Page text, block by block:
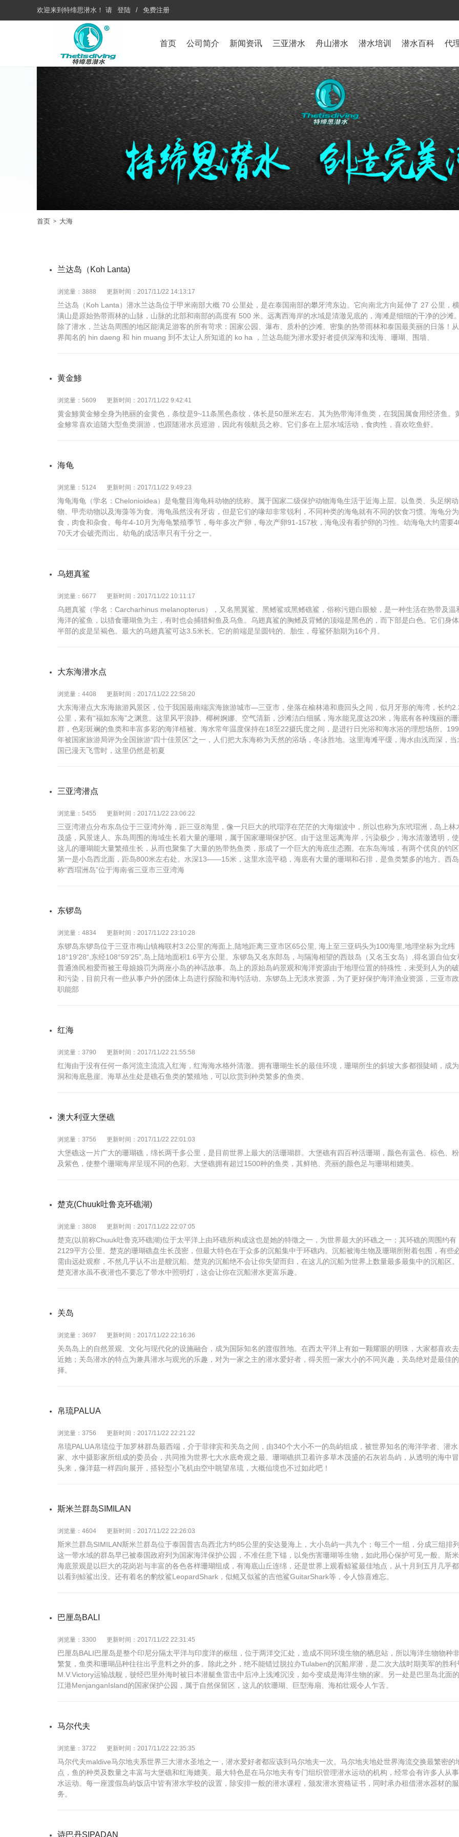
欢迎来到 特缔思潜水 ！ 请 登陆 / 免费注册
首页 公司简介 新闻资讯 三亚潜水 舟山潜水 潜水培训 潜水百科 代
首页 > 大海
兰达岛（Koh Lanta)
浏览量：3888 更新时间：2017/11/22 14:13:17
兰达岛（Koh Lanta）潜水兰达岛位于甲米南部大概 70 公里处，是在泰国南部的攀牙湾东边。它向南北方向延伸了 27 公里，
满山是原始热带雨林的山脉，山脉的北部和南部的高度有 500 米。远离西海岸的水域是清澈见底的，海滩是细细的干净的沙滩。
除了潜水，兰达岛周围的地区能满足游客的所有苛求：国家公园、瀑布、质朴的沙滩、密集的热带雨林和泰国最美丽的日落！
界闻名的 hin daeng 和 hin muang 到不太让人所知道的 ko ha ，兰达岛能为潜水爱好者提供深海和浅海、珊瑚、围墙、
黄金鯵
浏览量：5609 更新时间：2017/11/22 9:42:41
黄金鯵黄金鲹全身为艳丽的金黄色，条纹是9~11条黑色条纹，体长是50厘米左右。其为热带海洋鱼类，在我国属食用经济鱼。
金鲹常喜欢追随大型鱼类洄游，也跟随潜水员巡游，因此有领航员之称。它们多在上层水域活动，食肉性，喜欢吃鱼虾。
海龟
浏览量：5124 更新时间：2017/11/22 9:49:23
海龟海龟（学名：Chelonioidea）是龟鳖目海龟科动物的统称。属于国家二级保护动物海龟生活于近海上层。以鱼类、头足纲动
物、甲壳动物以及海藻等为食。海龟虽然没有牙齿，但是它们的喙却非常锐利，不同种类的海龟就有不同的饮食习惯。海龟分
食，肉食和杂食。每年4-10月为海龟繁殖季节，每年多次产卵，每次产卵91-157枚，海龟没有看护卵的习性。幼海龟大约需要
70天才会破壳而出。幼龟的成活率只有千分之一。
乌翅真鲨
浏览量：6677 更新时间：2017/11/22 10:11:17
乌翅真鲨（学名：Carcharhinus melanopterus），又名黑翼鲨、黑鳍鲨或黑鳍礁鲨，俗称污翅白眼鲛，是一种生活在热带及温
海洋的鲨鱼，以猎食珊瑚鱼为主，有时也会捕猎鲟鱼及乌鱼。乌翅真鲨的胸鳍及背鳍的顶端是黑色的，而下部是白色。它们身
半部的皮是呈褐色。最大的乌翅真鲨可达3.5米长。它的前端是呈圆钝的。胎生，母鲨怀胎期为16个月。
大东海潜水点
浏览量：4408 更新时间：2017/11/22 22:58:20
大东海潜点大东海旅游风景区，位于我国最南端滨海旅游城市—三亚市，坐落在榆林港和鹿回头之间，似月牙形的海湾，长约
公里，素有“福如东海”之渊意。这里风平浪静、椰树婀娜、空气清新，沙滩洁白细腻，海水能见度达20米，海底有各种瑰丽的珊
群，色彩斑斓的鱼类和丰富多彩的海洋植被。海水常年温度保持在18至22摄氏度之间，是进行日光浴和海水浴的理想场所。
年被国家旅游局评为全国旅游“四十佳景区”之一，人们把大东海称为天然的浴场，冬泳胜地。这里海滩平缓，海水由浅而深，当
国已漫天飞雪时，这里仍然是初夏
三亚湾潜点
浏览量：5455 更新时间：2017/11/22 23:06:22
三亚湾潜点分布东岛位于三亚湾外海，距三亚8海里，像一只巨大的玳瑁浮在茫茫的大海烟波中，所以也称为东玳瑁洲，岛上林
茂盛，风景迷人。东岛周围的海域生长着大量的珊瑚，属于国家珊瑚保护区。由于这里远离海岸，污染极少，海水清澈透明，
这儿的珊瑚能大量繁殖生长，从而也聚集了大量的热带热鱼类，形成了一个巨大的海底生态圈。在东岛海域，有两个优良的钓区
第一是小岛西北面，距岛800米左右处。水深13——15米，这里水流平稳，海底有大量的珊瑚和石排，是鱼类繁多的地方。西
称“西瑁洲岛”位于海南省三亚市三亚湾海
东锣岛
浏览量：4834 更新时间：2017/11/22 23:10:28
东锣岛东锣岛位于三亚市梅山镇梅联村3.2公里的海面上,陆地距离三亚市区65公里, 海上至三亚码头为100海里,地理坐标为北纬
18°19‘28“,东经108°59’25”,岛上陆地面积1.6平方公里。东锣岛又名东郎岛，与隔海相望的西鼓岛（又名玉女岛）,得名源自仙女
普通渔民相爱而被王母娘娘罚为两座小岛的神话故事。岛上的原始岛屿景观和海洋资源由于地理位置的特殊性，未受到人为的
和污染，目前只有一些从事户外的团体上岛进行探险和海钓活动。东锣岛上无淡水资源，为了更好保护海洋渔业资源，三亚市
职能部
红海
浏览量：3790 更新时间：2017/11/22 21:55:58
红海由于没有任何一条河流主流流入红海，红海海水格外清澈。拥有珊瑚生长的最佳环境，珊瑚所生的斜坡大多都很陡峭，成
洞和海底悬崖。海草丛生处是礁石鱼类的繁殖地，可以欣赏到种类繁多的鱼类。
澳大利亚大堡礁
浏览量：3756 更新时间：2017/11/22 22:01:03
大堡礁这一片广大的珊瑚礁，绵长两千多公里，是目前世界上最大的活珊瑚群。大堡礁有四百种活珊瑚，颜色有蓝色、棕色、
及紫色，使整个珊瑚海岸呈现不同的色彩。大堡礁拥有超过1500种的鱼类，其鲜艳、亮丽的颜色足与珊瑚相媲美。
楚克(Chuuk吐鲁克环礁湖)
浏览量：3808 更新时间：2017/11/22 22:07:05
楚克(以前称Chuuk吐鲁克环礁湖)位于太平洋上由环礁所构成这也是她的特徵之一，为世界最大的环礁之一；其环礁的周围约有
2129平方公里。楚克的珊瑚礁盘生长茂密，但最大特色在于众多的沉船集中于环礁内。沉船被海生物及珊瑚所附着包围，有些
需由远处观察，不然几乎认不出是艘沉船。楚克的沉船绝不会让你失望而归，在这儿的沉船为世界上数量最多最集中的沉船区。
楚克潜水虽不夜潜也不要忘了带水中照明灯，这会让你在沉船潜水更富乐趣。
关岛
浏览量：3697 更新时间：2017/11/22 22:16:36
关岛岛上的自然景观、文化与现代化的设施融合，成为国际知名的渡假胜地。在西太平洋上有如一颗耀眼的明珠，大家都喜欢
近她；关岛潜水的特点为兼具潜水与观光的乐趣，对为一家之主的潜水爱好者，得关照一家大小的不同兴趣，关岛绝对是最佳
择。
帛琉PALUA
浏览量：3756 更新时间：2017/11/22 22:21:22
帛琉PALUA帛琉位于加罗林群岛最西端，介于菲律宾和关岛之间，由340个大小不一的岛屿组成，被世界知名的海洋学者、潜水
家、水中摄影家所组成的委员会，共同推为世界七大水底奇观之最。珊瑚礁拱卫着许多草木茂盛的石灰岩岛屿，从透明的海中
头来，像洋菇一样四向展开，搭轻型小飞机由空中眺望帛琉，大概仙境也不过如此吧！
斯米兰群岛SIMILAN
浏览量：4604 更新时间：2017/11/22 22:26:03
斯米兰群岛SIMILAN斯米兰群岛位于泰国普吉岛西北方约85公里的安达曼海上，大小岛屿一共九个；每三个一组，分成三组排列
这一带水域的群岛早已被泰国政府列为国家海洋保护公园，不准任意下锚，以免伤害珊瑚等生物，如此用心保护可见一般。斯
海底景观是以巨大的花岗岩与丰富的各色各样珊瑚组成，有海底山丘连绵，还是世界上观看鲸鲨最佳地点，从十月到五月几乎
以看到鲸鲨出没。还有着名的豹纹鲨LeopardShark，似鳐又似鲨的吉他鲨GuitarShark等，令人惊喜难忘。
巴厘岛BALI
浏览量：3300 更新时间：2017/11/22 22:31:45
巴厘岛BALI巴厘岛是整个印尼分隔太平洋与印度洋的枢纽，位于两洋交汇处，造成不同环境生物的栖息站，所以海洋生物物种
繁复，鱼类和珊瑚品种往往出乎意料之外的多。除此之外，绝不能错过脱拉办Tulaben的沉船岸潜，是二次大战时期美军的胜利
M.V.Victory运输战舰，驶经巴里外海时被日本潜艇鱼雷击中后冲上浅滩沉没，如今变成是海洋生物的家。另一处是巴里岛北面
江港MenjanganIsland的国家保护公园，属于自然保留区，这儿的软珊瑚、巨型海扇、海柏壮观令人乍舌。
马尔代夫
浏览量：3722 更新时间：2017/11/22 22:35:35
马尔代夫maldive马尔地夫系世界三大潜水圣地之一，潜水爱好者都应该到马尔地夫一次。马尔地夫地处世界海流交换最繁密的
点，鱼的种类及数量之丰富与大堡礁和红海媲美。最大特色是在马尔地夫有专门组织管理潜水运动的机构，经常会有许多人从
水运动。每一座渡假岛屿饭店中皆有潜水学校的设置，除安排一般的潜水课程，颁发潜水资格证书，同时承办租借潜水器材的服
务。
诗巴丹SIPADAN